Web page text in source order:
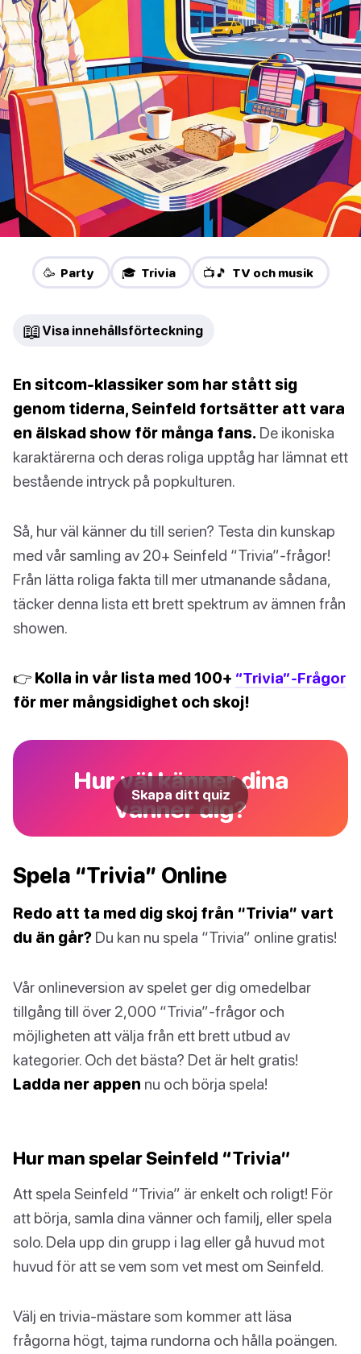
🥳 Party 🎓 Trivia 📺🎵 TV och musik
📖 Visa innehållsförteckning
En sitcom-klassiker som har stått sig
genom tiderna, Seinfeld fortsätter att vara
en älskad show för många fans. De ikoniska
karaktärerna och deras roliga upptåg har lämnat ett
bestående intryck på popkulturen.
Så, hur väl känner du till serien? Testa din kunskap
med vår samling av 20+ Seinfeld “Trivia”-frågor!
Från lätta roliga fakta till mer utmanande sådana,
täcker denna lista ett brett spektrum av ämnen från
showen.
👉 Kolla in vår lista med 100+ “Trivia”-Frågor
för mer mångsidighet och skoj!
Hur väl känner dina
vänner dig?
Skapa ditt quiz
Spela “Trivia” Online
Redo att ta med dig skoj från “Trivia” vart
du än går? Du kan nu spela “Trivia” online gratis!
Vår onlineversion av spelet ger dig omedelbar
tillgång till över 2,000 “Trivia”-frågor och
möjligheten att välja från ett brett utbud av
kategorier. Och det bästa? Det är helt gratis!
Ladda ner appen nu och börja spela!
Hur man spelar Seinfeld “Trivia”
Att spela Seinfeld “Trivia” är enkelt och roligt! För
att börja, samla dina vänner och familj, eller spela
solo. Dela upp din grupp i lag eller gå huvud mot
huvud för att se vem som vet mest om Seinfeld.
Välj en trivia-mästare som kommer att läsa
frågorna högt, tajma rundorna och hålla poängen.